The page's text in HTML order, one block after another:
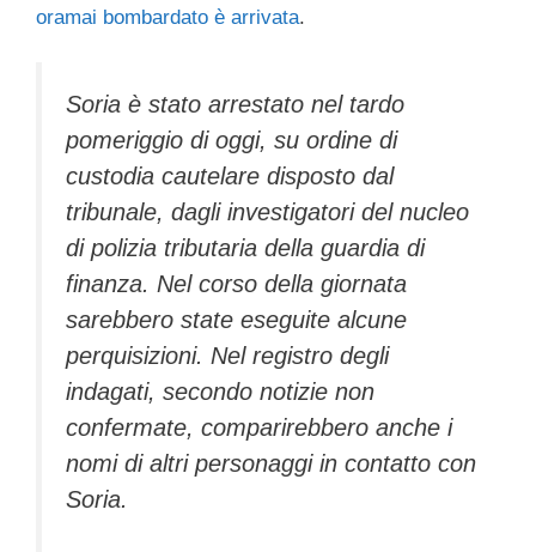
oramai bombardato è arrivata.
Soria è stato arrestato nel tardo
pomeriggio di oggi, su ordine di
custodia cautelare disposto dal
tribunale, dagli investigatori del nucleo
di polizia tributaria della guardia di
finanza. Nel corso della giornata
sarebbero state eseguite alcune
perquisizioni. Nel registro degli
indagati, secondo notizie non
confermate, comparirebbero anche i
nomi di altri personaggi in contatto con
Soria.